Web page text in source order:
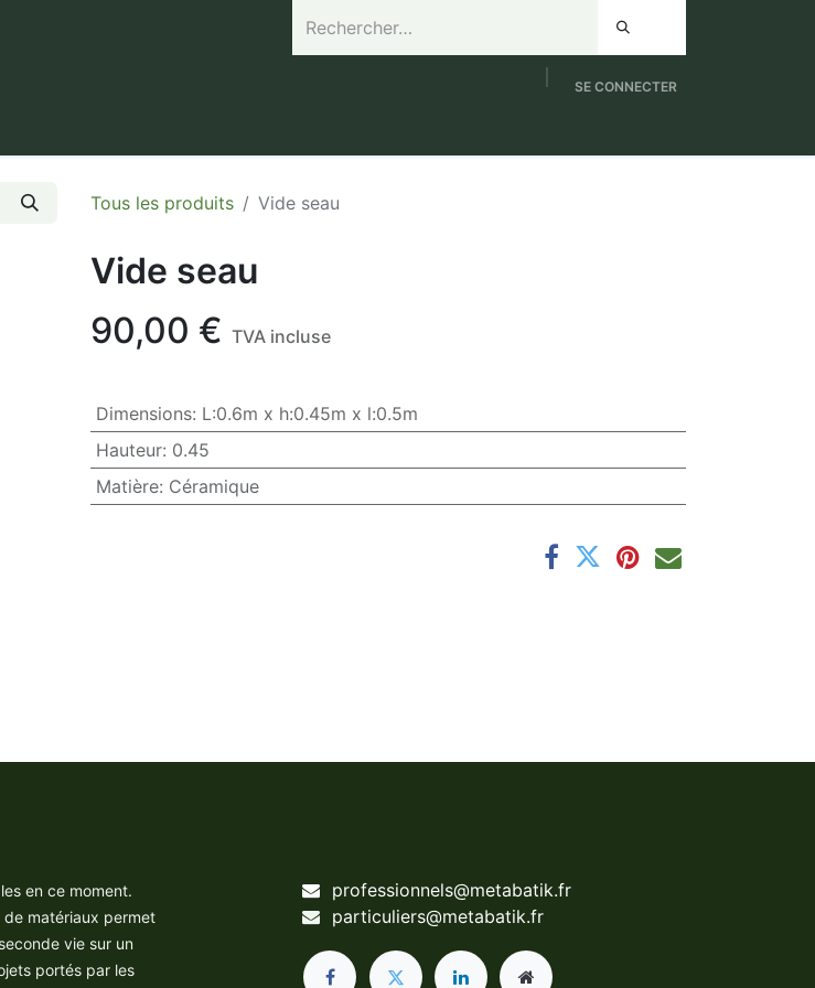
SE CONNECTER
Tous les produits Vide seau
Vide seau
90,00 € TVA incluse
Dimensions: L:0.6m x h:0.45m x l:0.5m
Hauteur: 0.45
Matière: Céramique
en ce moment.
de matériaux permet
vie sur un
portés par les
professionnels@metabatik.fr
particuliers@metabatik.fr